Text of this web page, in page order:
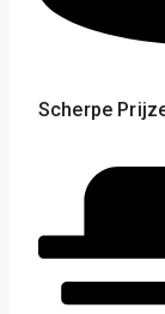
Scherpe